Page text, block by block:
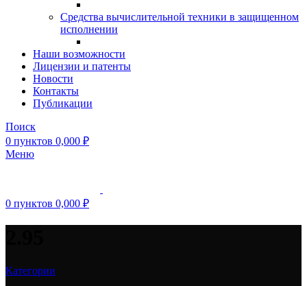
Средства вычислительной техники в защищенном
исполнении
Наши возможности
Лицензии и патенты
Новости
Контакты
Публикации
Поиск
0 пунктов 0,000 ₽
Меню
0 пунктов 0,000 ₽
Категории